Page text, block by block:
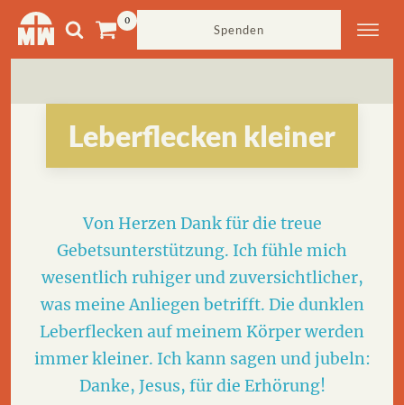
Spenden
Leberflecken kleiner
Von Herzen Dank für die treue
Gebetsunterstützung. Ich fühle mich
wesentlich ruhiger und zuversichtlicher,
was meine Anliegen betrifft. Die dunklen
Leberflecken auf meinem Körper werden
immer kleiner. Ich kann sagen und jubeln:
Danke, Jesus, für die Erhörung!